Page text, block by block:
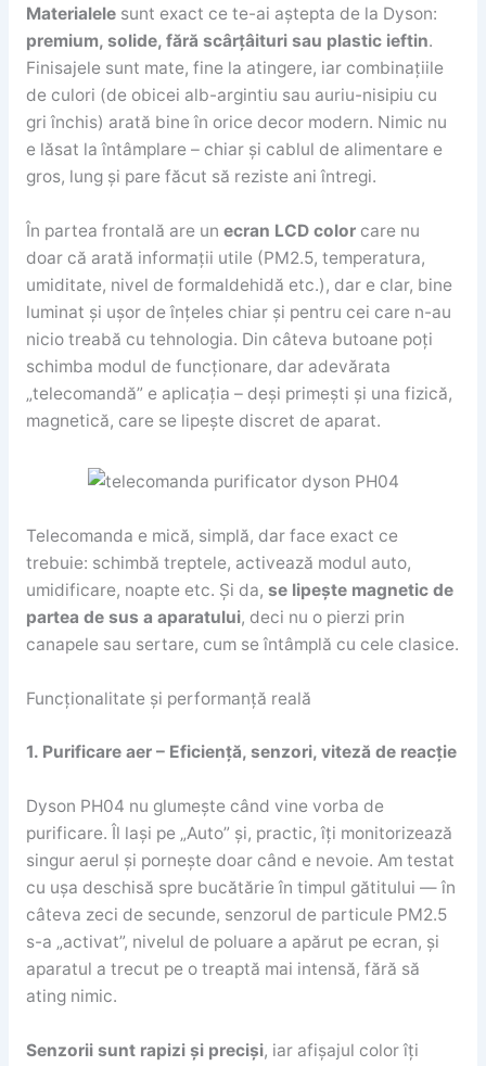
Materialelesunt exact ce te-ai aștepta de la Dyson:
premium, solide, fără scârțâituri sau plastic ieftin.
Finisajele sunt mate, fine la atingere, iar combinațiile
de culori (de obicei alb-argintiu sau auriu-nisipiu cu
gri închis) arată bine în orice decor modern. Nimic nu
e lăsat la întâmplare – chiar și cablul de alimentare e
gros, lung și pare făcut să reziste ani întregi.
În partea frontală are un ecran LCD colorcare nu
doar că arată informații utile (PM2.5, temperatura,
umiditate, nivel de formaldehidă etc.), dar e clar, bine
luminat și ușor de înțeles chiar și pentru cei care n-au
nicio treabă cu tehnologia. Din câteva butoane poți
schimba modul de funcționare, dar adevărata
„telecomandă” e aplicația – deși primești și una fizică,
magnetică, care se lipește discret de aparat.
Telecomanda e mică, simplă, dar face exact ce
trebuie: schimbă treptele, activează modul auto,
umidificare, noapte etc. Și da, se lipește magnetic de
partea de sus a aparatului, deci nu o pierzi prin
canapele sau sertare, cum se întâmplă cu cele clasice.
Funcționalitate și performanță reală
1. Purificare aer – Eficiență, senzori, viteză de reacție
Dyson PH04 nu glumește când vine vorba de
purificare. Îl lași pe „Auto” și, practic, îți monitorizează
singur aerul și pornește doar când e nevoie. Am testat
cu ușa deschisă spre bucătărie în timpul gătitului — în
câteva zeci de secunde, senzorul de particule PM2.5
s-a „activat”, nivelul de poluare a apărut pe ecran, și
aparatul a trecut pe o treaptă mai intensă, fără să
ating nimic.
Senzorii sunt rapizi și preciși, iar afișajul color îți